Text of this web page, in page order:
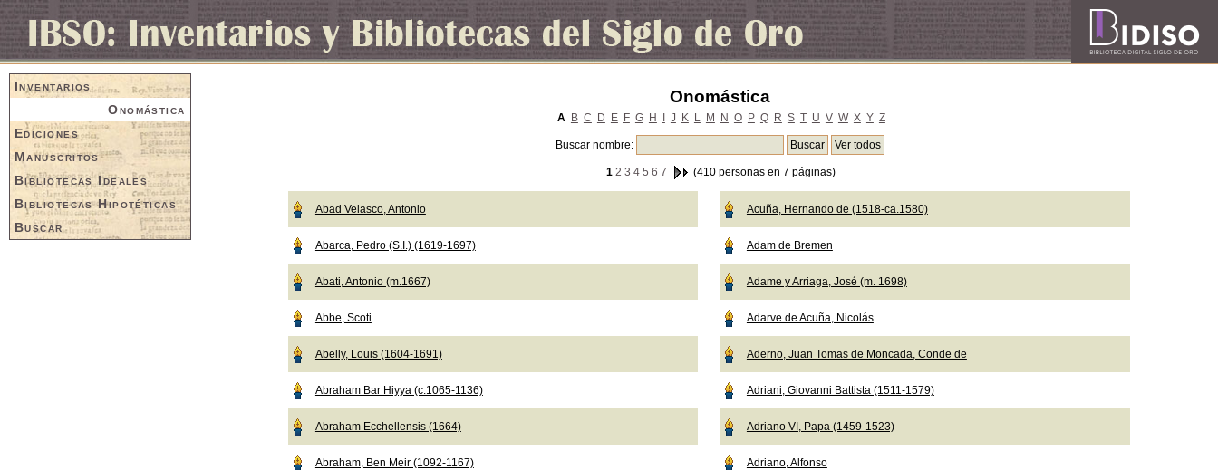
Inventarios
Onomástica
Ediciones
Manuscritos
Bibliotecas Ideales
Bibliotecas Hipotéticas
Buscar
Onomástica
A B C D E F G H J K L M N O P Q R S T U V W X Y Z
Buscar nombre:
1 2 3 4 5 6 7 (410 personas en 7 páginas)
Abad Velasco, Antonio
Abarca, Pedro (S.I.) (1619-1697)
Abati, Antonio (m.1667)
Abbe, Scoti
Abelly, Louis (1604-1691)
Abraham Bar Hiyya (c.1065-1136)
Abraham Ecchellensis (1664)
Abraham, Ben Meir (1092-1167)
Acuña, Hernando de (1518-ca.1580)
Adam de Bremen
Adame y Arriaga, José (m. 1698)
Adarve de Acuña, Nicolás
Aderno, Juan Tomas de Moncada, Conde de
Adriani, Giovanni Battista (1511-1579)
Adriano VI, Papa (1459-1523)
Adriano, Alfonso